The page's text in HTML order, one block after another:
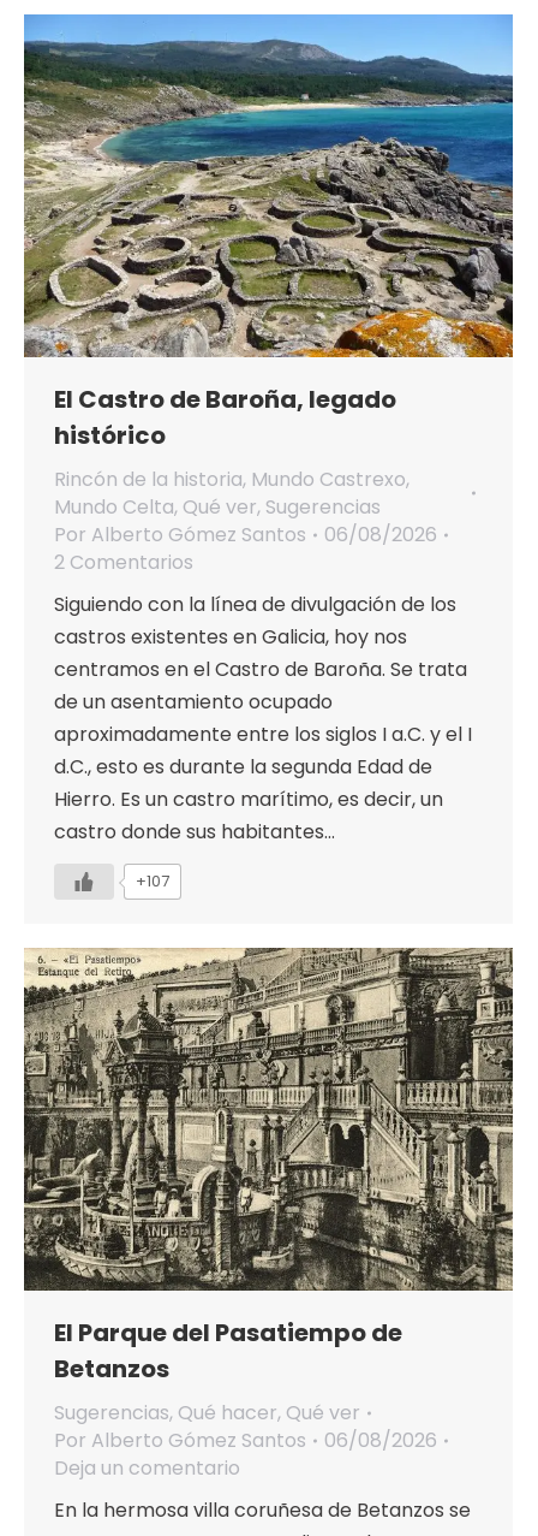
El Castro de Baroña, legado
histórico
Rincón de la historia, Mundo Castrexo,
Mundo Celta, Qué ver, Sugerencias
Por Alberto Gómez Santos
06/08/2026
2 Comentarios
Siguiendo con la línea de divulgación de los
castros existentes en Galicia, hoy nos
centramos en el Castro de Baroña. Se trata
de un asentamiento ocupado
aproximadamente entre los siglos I a.C. y el I
d.C., esto es durante la segunda Edad de
Hierro. Es un castro marítimo, es decir, un
castro donde sus habitantes…
+107
El Parque del Pasatiempo de
Betanzos
Sugerencias, Qué hacer, Qué ver
Por Alberto Gómez Santos
06/08/2026
Deja un comentario
En la hermosa villa coruñesa de Betanzos se